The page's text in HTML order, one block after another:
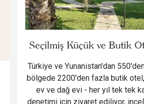
Seçilmiş Küçük ve Butik
Türkiye ve Yunanistan'dan
bölgede 2200'den fazla butik
ev ve dağ evi - her yıl tek tek
denetimi için ziyaret ediliyor,